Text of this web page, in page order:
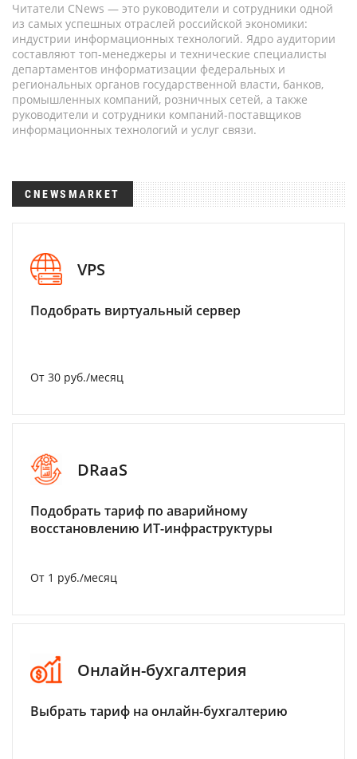
Читатели CNews — это руководители и сотрудники одной
из самых успешных отраслей российской экономики:
индустрии информационных технологий. Ядро аудитории
составляют топ-менеджеры и технические специалисты
департаментов информатизации федеральных и
региональных органов государственной власти, банков,
промышленных компаний, розничных сетей, а также
руководители и сотрудники компаний-поставщиков
информационных технологий и услуг связи.
CNEWSMARKET
VPS
Подобрать виртуальный сервер
От 30 руб./месяц
DRaaS
Подобрать тариф по аварийному
восстановлению ИТ-инфраструктуры
От 1 руб./месяц
Онлайн-бухгалтерия
Выбрать тариф на онлайн-бухгалтерию